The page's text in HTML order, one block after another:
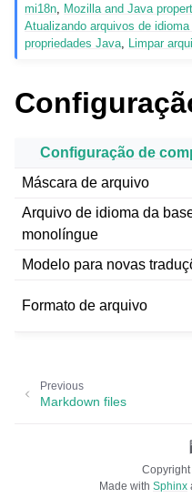
navigation of Formatos de
mi18n Mozilla and Java
Atualizando arquivos de
propriedades Java
Limpar
Configuração de
Máscara de arquivo
Arquivo de idioma da
monolíngue
Modelo para novas
Formato de arquivo
Previous
Markdown files
Made with Sphinx